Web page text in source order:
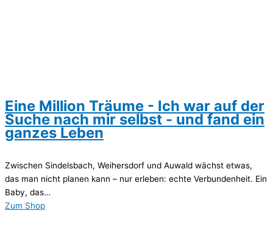
Eine Million Träume - Ich war auf der
Suche nach mir selbst - und fand ein
ganzes Leben
Zwischen Sindelsbach, Weihersdorf und Auwald wächst etwas,
das man nicht planen kann – nur erleben: echte Verbundenheit. Ein
Baby, das…
Zum Shop